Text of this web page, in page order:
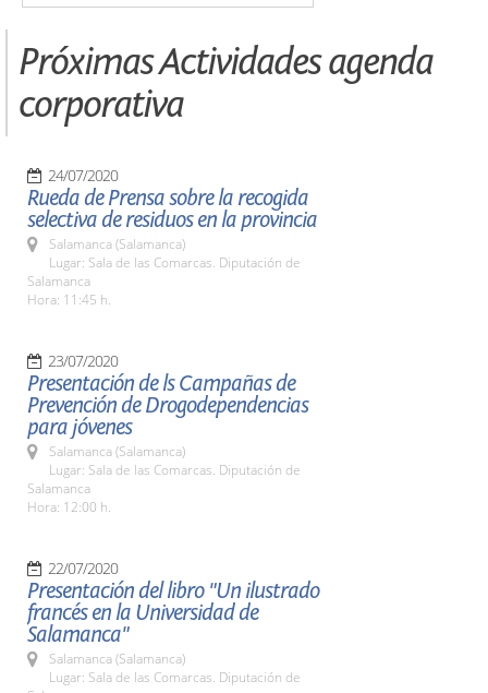
Próximas Actividades agenda
corporativa
24/07/2020
Rueda de Prensa sobre la recogida
selectiva de residuos en la provincia
Salamanca (Salamanca)
Lugar: Sala de las Comarcas. Diputación de
Salamanca
Hora: 11:45 h.
23/07/2020
Presentación de ls Campañas de
Prevención de Drogodependencias
para jóvenes
Salamanca (Salamanca)
Lugar: Sala de las Comarcas. Diputación de
Salamanca
Hora: 12:00 h.
22/07/2020
Presentación del libro "Un ilustrado
francés en la Universidad de
Salamanca"
Salamanca (Salamanca)
Lugar: Sala de las Comarcas. Diputación de